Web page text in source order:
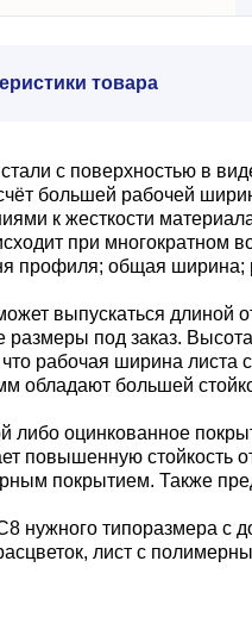
товара
с поверхностью в
большей рабочей
к жесткости
при многократном
профиля; общая
выпускаться длиной
под заказ.
рабочая ширина
обладают большей
оцинкованное
повышенную
покрытием. Также
нужного типоразмера
лист с